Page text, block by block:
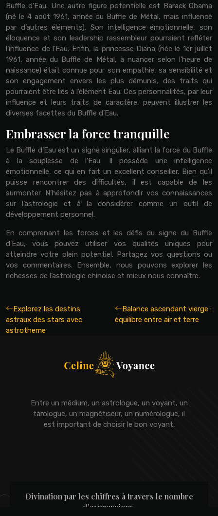
Buffle d’Eau. Une autre figure potentielle est Barack Obama
(né le 4 août 1961, année du Buffle de Métal, mais influencé
par d’autres éléments). Son intelligence émotionnelle, son
éloquence et son leadership rassembleur pourraient refléter
l’influence de l’Eau. Enfin, la princesse Diana (née le 1er juillet
1961, année du Buffle de Métal, à nuancer selon l’heure de
naissance) était connue pour son empathie, sa sensibilité et
son engagement envers les plus démunis, des traits qui
pourraient être liés à l’élément Eau. Ces personnalités, par leur
influence et leurs traits de caractère, peuvent illustrer les
diverses facettes du Buffle d’Eau.
Embrasser la force tranquille
Le Buffle d’Eau est un signe singulier, alliant la force du Buffle
à la souplesse de l’Eau. Il possède une intelligence
émotionnelle, ce qui en fait un excellent conseiller. Bien qu’il
puisse rencontrer des difficultés, il est capable de les
surmonter. N’hésitez pas à approfondir vos connaissances
sur l’astrologie et à la considérer comme un outil de
développement personnel.
En comprenant les forces et les défis du signe du Buffle
d’Eau, vous pouvez utiliser vos qualités uniques pour
atteindre votre plein potentiel. Partagez vos questions ou
vos commentaires. Ensemble, nous pouvons explorer les
richesses de l’astrologie chinoise et mieux nous connaître.
Explorez les destins
astraux des stars avec
astrotheme
Balance ascendant vierge :
équilibre entre air et terre
Entre un médium, un astrologue, un voyant, un
tarologue, un magnétiseur, un numérologue, il
est important de choisir le bon voyant.
Divination par les chiffres à travers le nombre
d’expressions.